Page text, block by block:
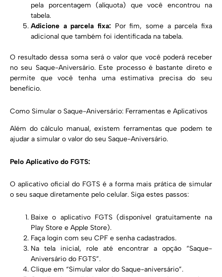
pela porcentagem (alíquota) que você encontrou na
tabela.
Adicione a parcela fixa: Por fim, some a parcela fixa
adicional que também foi identificada na tabela.
O resultado dessa soma será o valor que você poderá receber
no seu Saque-Aniversário. Este processo é bastante direto e
permite que você tenha uma estimativa precisa do seu
benefício.
Como Simular o Saque-Aniversário: Ferramentas e Aplicativos
Além do cálculo manual, existem ferramentas que podem te
ajudar a simular o valor do seu Saque-Aniversário.
Pelo Aplicativo do FGTS:
O aplicativo oficial do FGTS é a forma mais prática de simular
o seu saque diretamente pelo celular. Siga estes passos:
Baixe o aplicativo FGTS (disponível gratuitamente na
Play Store e Apple Store).
Faça login com seu CPF e senha cadastrados.
Na tela inicial, role até encontrar a opção “Saque-
Aniversário do FGTS”.
Clique em “Simular valor do Saque-aniversário”.